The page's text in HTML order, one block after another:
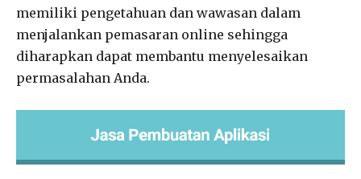
memiliki pengetahuan dan wawasan dalam
menjalankan pemasaran online sehingga
diharapkan dapat membantu menyelesaikan
permasalahan Anda.